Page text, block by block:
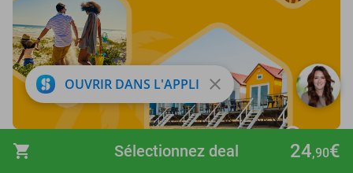
shopping_cart 24,90€
Sélectionnez deal favorite_border
OUVRIR DANS L'APPLI close